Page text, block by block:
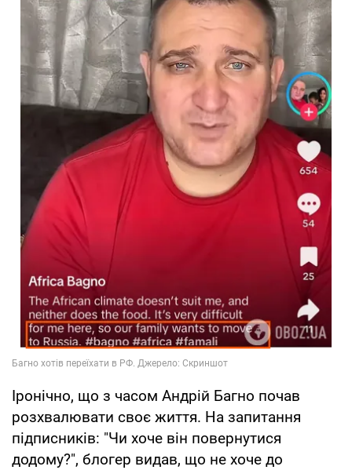
Іронічно, що з часом Андрій Багно почав
розхвалювати своє життя. На запитання
підписників: "Чи хоче він повернутися
додому?", блогер видав, що не хоче до